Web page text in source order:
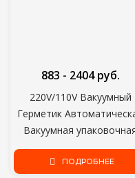
220V/110V Вакуумный
Герметик
Вакуумная
машина с 10 шт
мешки Бытовая Кухня
883 - 2404 руб.
ПОДРОБНЕЕ